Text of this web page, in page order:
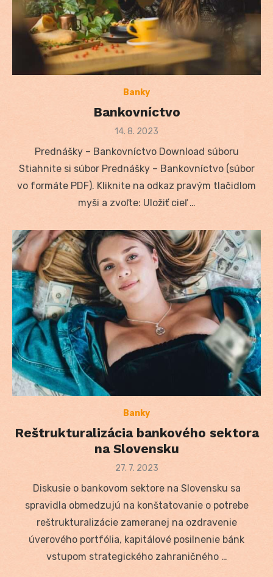
Banky
Bankovníctvo
Posted
14. 8. 2023
Prednášky – Bankovníctvo Download súboru
Stiahnite si súbor Prednášky – Bankovníctvo (súbor
vo formáte PDF). Kliknite na odkaz pravým tlačidlom
myši a zvoľte: Uložiť cieľ …
Banky
Reštrukturalizácia bankového sektora
na Slovensku
Posted
27. 7. 2023
Diskusie o bankovom sektore na Slovensku sa
spravidla obmedzujú na konštatovanie o potrebe
reštrukturalizácie zameranej na ozdravenie
úverového portfólia, kapitálové posilnenie bánk
vstupom strategického zahraničného …